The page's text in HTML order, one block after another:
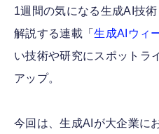
1週間の気になる生成AI技
解説する連載「生成AIウィ
い技術や研究にスポットラ
アップ。
今回は、生成AIが大企業に